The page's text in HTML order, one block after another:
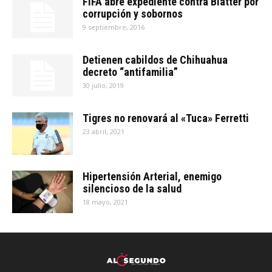
corrupción y sobornos
9 septiembre, 2016
Detienen cabildos de Chihuahua
decreto “antifamilia”
30 julio, 2019
Tigres no renovará al «Tuca» Ferretti
23 abril, 2021
Hipertensión Arterial, enemigo
silencioso de la salud
18 mayo, 2021